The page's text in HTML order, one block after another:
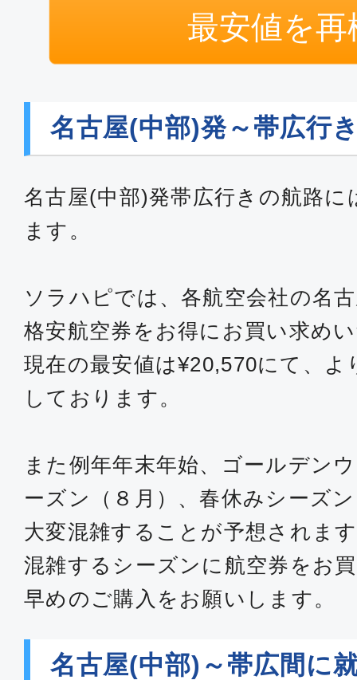
最安値を再
名古屋(中部)発～帯広行
名古屋(中部)発帯広行きの航路
ます。
ソラハピでは、各航空会社の名
格安航空券をお得にお買い求め
現在の最安値は¥20,570にて、
しております。
また例年年末年始、ゴールデン
ーズン（８月）、春休みシーズ
大変混雑することが予想されま
混雑するシーズンに航空券をお
早めのご購入をお願いします。
名古屋(中部)～帯広間に